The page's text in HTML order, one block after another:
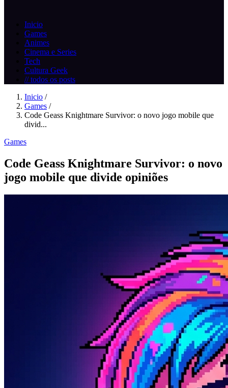
Inicio
Games
Animes
Cinema e Series
Tech
Cultura Geek
// todos os posts
Inicio /
Games /
Code Geass Knightmare Survivor: o novo jogo mobile que
divid...
Games
Code Geass Knightmare Survivor: o novo
jogo mobile que divide opiniões